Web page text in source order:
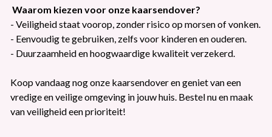
Waarom kiezen voor onze kaarsendover?
- Veiligheid staat voorop, zonder risico op morsen of vonken.
- Eenvoudig te gebruiken, zelfs voor kinderen en ouderen.
- Duurzaamheid en hoogwaardige kwaliteit verzekerd.
Koop vandaag nog onze kaarsendover en geniet van een
vredige en veilige omgeving in jouw huis. Bestel nu en maak
van veiligheid een prioriteit!